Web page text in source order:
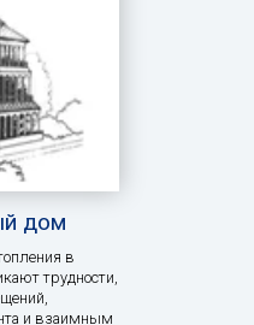
дом
в
трудности,
и взаимным